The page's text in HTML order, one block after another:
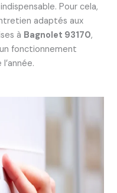
Pour cela,
adaptés aux
à Bagnolet 93170,
fonctionnement